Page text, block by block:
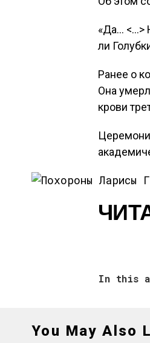
«Да… <…>
ли
Ранее о
Она
крови
In this
You May Also